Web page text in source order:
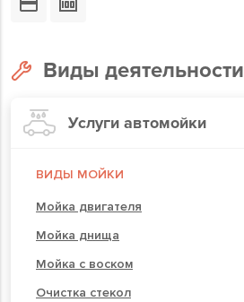
Виды деятельности
Услуги автомойки
ВИДЫ МОЙКИ
Мойка двигателя
Мойка днища
Мойка с воском
Очистка стекол